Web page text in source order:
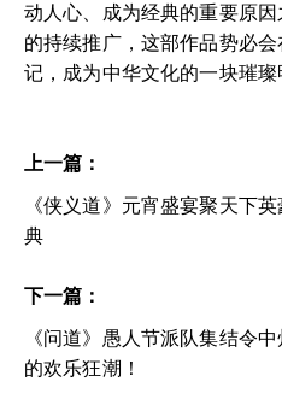
动人心、成为经典的重要原
的持续推广，这部作品势必
记，成为中华文化的一块璀璨
上一篇：
《侠义道》元宵盛宴聚天下
典
下一篇：
《问道》愚人节派队集结令
的欢乐狂潮！